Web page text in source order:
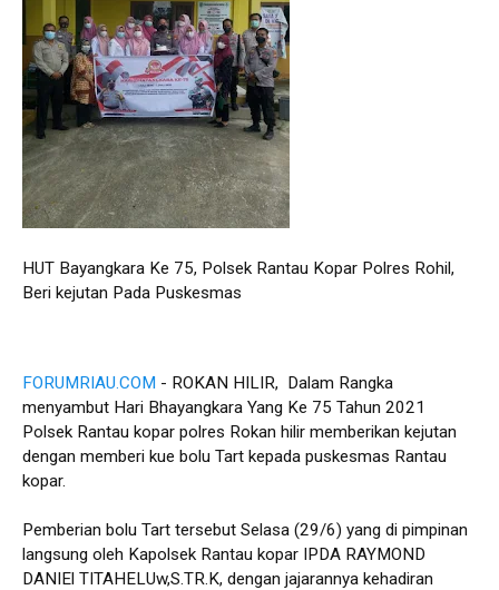
HUT Bayangkara Ke 75, Polsek Rantau Kopar Polres Rohil,
Beri kejutan Pada Puskesmas
FORUMRIAU.COM - ROKAN HILIR, Dalam Rangka
menyambut Hari Bhayangkara Yang Ke 75 Tahun 2021
Polsek Rantau kopar polres Rokan hilir memberikan kejutan
dengan memberi kue bolu Tart kepada puskesmas Rantau
kopar.
Pemberian bolu Tart tersebut Selasa (29/6) yang di pimpinan
langsung oleh Kapolsek Rantau kopar IPDA RAYMOND
DANIEl TITAHELUw,S.TR.K, dengan jajarannya kehadiran